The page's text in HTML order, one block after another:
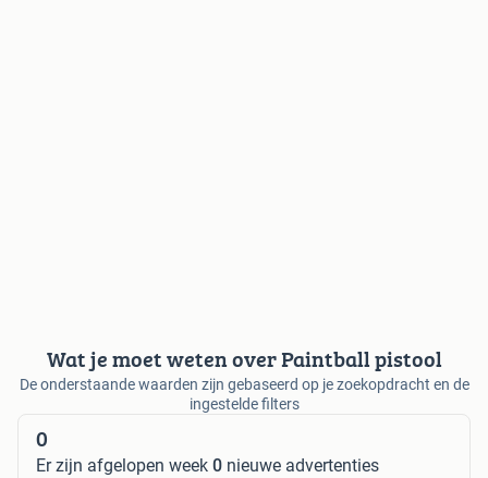
Wat je moet weten over Paintball pistool
De onderstaande waarden zijn gebaseerd op je zoekopdracht en de
ingestelde filters
0
Er zijn afgelopen week 0 nieuwe advertenties